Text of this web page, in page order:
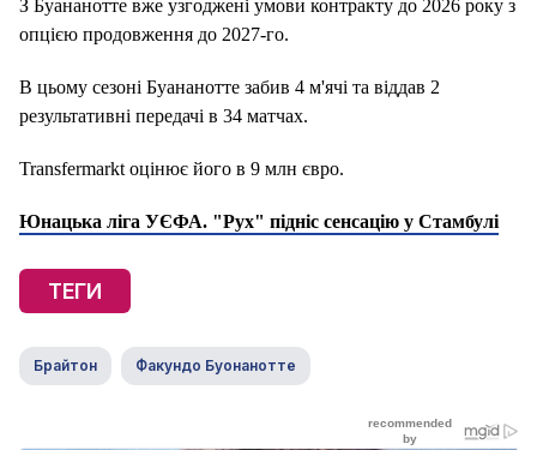
З Буананотте вже узгоджені умови контракту до 2026 року з
опцією продовження до 2027-го.
В цьому сезоні Буананотте забив 4 м'ячі та віддав 2
результативні передачі в 34 матчах.
Transfermarkt оцінює його в 9 млн євро.
Юнацька ліга УЄФА. "Рух" підніс сенсацію у Стамбулі
ТЕГИ
Брайтон Факундо Буонанотте